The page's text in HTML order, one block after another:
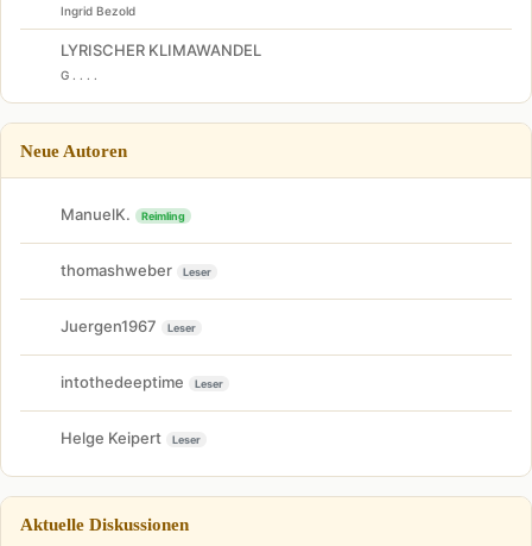
Ingrid Bezold
LYRISCHER KLIMAWANDEL
G . . . .
Neue Autoren
ManuelK. Reimling
thomashweber Leser
Juergen1967 Leser
intothedeeptime Leser
Helge Keipert Leser
Aktuelle Diskussionen